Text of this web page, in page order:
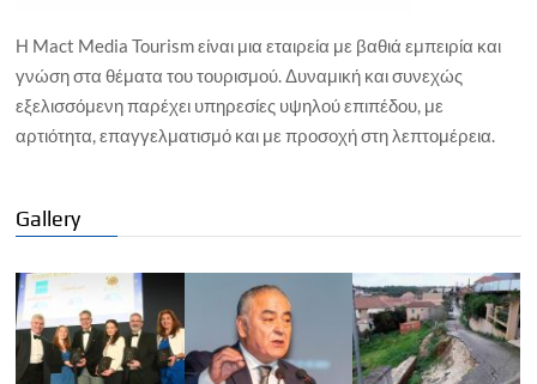
Η Mact Media Tourism είναι μια εταιρεία με βαθιά εμπειρία και
γνώση στα θέματα του τουρισμού. Δυναμική και συνεχώς
εξελισσόμενη παρέχει υπηρεσίες υψηλού επιπέδου, με
αρτιότητα, επαγγελματισμό και με προσοχή στη λεπτομέρεια.
Gallery